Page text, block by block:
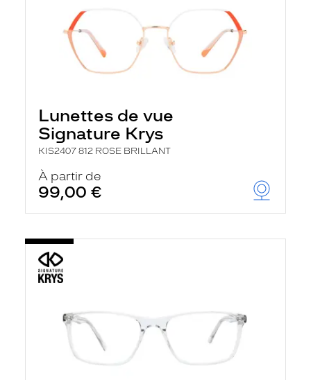
Lunettes de vue
Signature Krys
KIS2407 812 ROSE BRILLANT
À partir de
99,00 €